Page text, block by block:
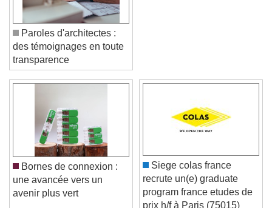
Video Player is loading.
Play Video
Play
Skip Backward
Unmute
Current Time0:00
/
Duration
Paroles d'architectes :
des témoignages en toute
transparence
Bornes de connexion :
une avancée vers un
Siege colas france
recrute un(e) graduate
program france etudes de